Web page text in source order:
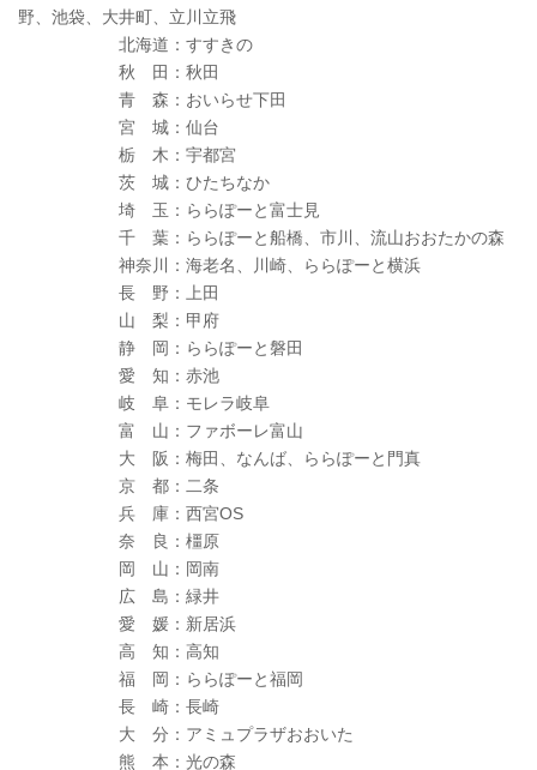
野、池袋、大井町、立川立飛
北海道：すすきの
秋 田：秋田
青 森：おいらせ下田
宮 城：仙台
栃 木：宇都宮
茨 城：ひたちなか
埼 玉：ららぽーと富士見
千 葉：ららぽーと船橋、市川、流山おおたかの森
神奈川：海老名、川崎、ららぽーと横浜
長 野：上田
山 梨：甲府
静 岡：ららぽーと磐田
愛 知：赤池
岐 阜：モレラ岐阜
富 山：ファボーレ富山
大 阪：梅田、なんば、ららぽーと門真
京 都：二条
兵 庫：西宮OS
奈 良：橿原
岡 山：岡南
広 島：緑井
愛 媛：新居浜
高 知：高知
福 岡：ららぽーと福岡
長 崎：長崎
大 分：アミュプラザおおいた
熊 本：光の森